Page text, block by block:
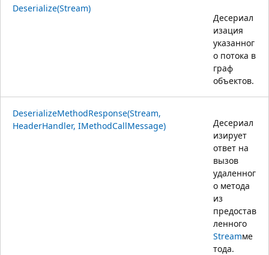
Deserialize(Stream)
Десериал
изация
указанног
о потока в
граф
объектов.
DeserializeMethodResponse(Stream,
HeaderHandler, IMethodCallMessage)
Десериал
изирует
ответ на
вызов
удаленног
о метода
из
предостав
ленного
Streamме
тода.